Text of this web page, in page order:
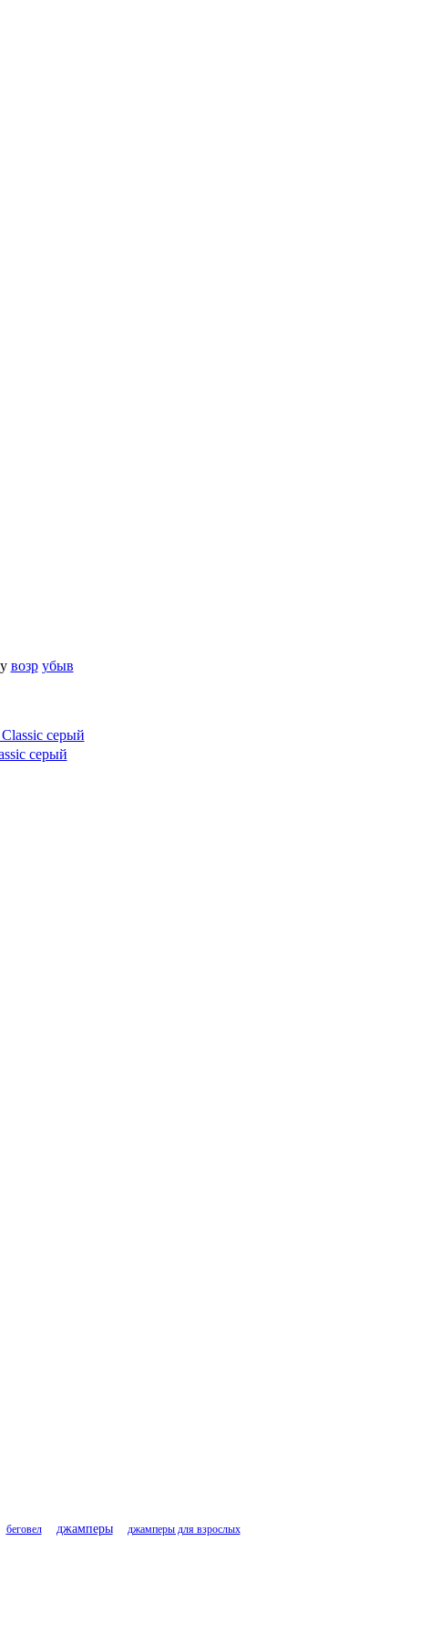
возр убыв
серый
беговел джамперы джамперы для взрослых